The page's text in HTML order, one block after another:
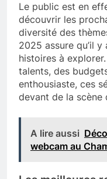
Le public est en
découvrir les
diversité des
2025 assure qu’il
histoires à
talents, des
enthousiaste, ces
devant de la scène
A lire aussi
webcam au